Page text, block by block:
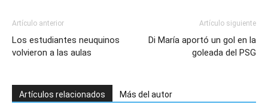
Artículo anterior
Los estudiantes neuquinos
volvieron a las aulas
Artículo siguiente
Di María aportó un gol en la
goleada del PSG
Artículos relacionados Más del autor